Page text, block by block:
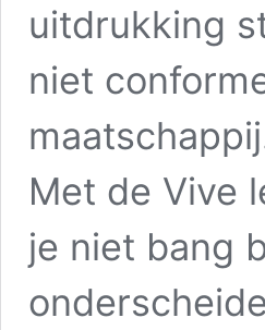
uitdrukking
niet
Met de Vive
je niet bang